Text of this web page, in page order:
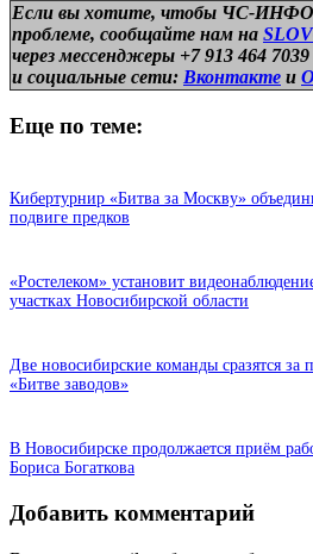
Если вы хотите, чтобы ЧС-ИНФО
проблеме, сообщайте нам на
через мессенджеры +7 913 464
и социальные сети: Вконтакте и
Еще по теме:
Кибертурнир «Битва за Москву»
подвиге предков
«Ростелеком» установит
участках Новосибирской области
Две новосибирские команды сразятся за
«Битве заводов»
В Новосибирске продолжается приём
Бориса Богаткова
Добавить комментарий